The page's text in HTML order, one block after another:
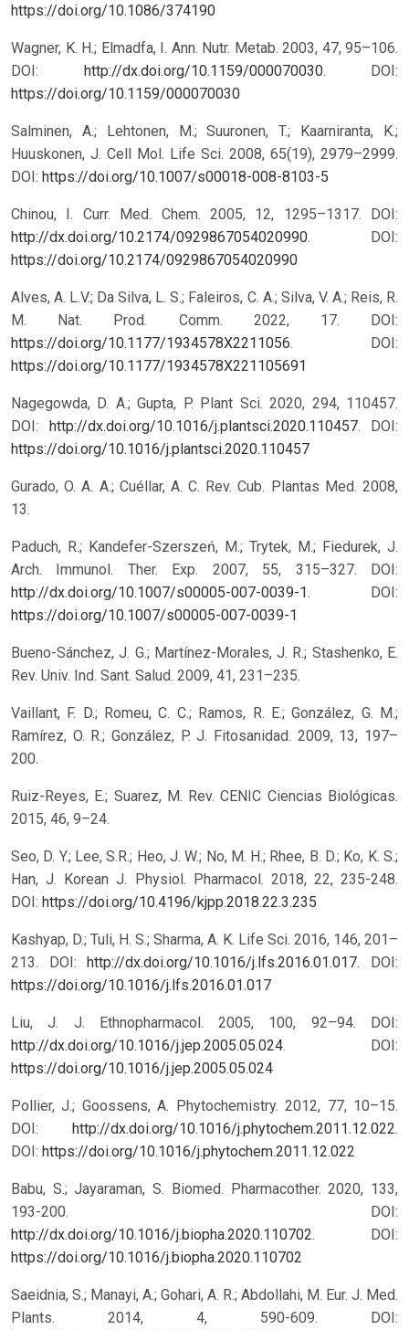
https://doi.org/10.1086/374190
Wagner, K. H.; Elmadfa, I. Ann. Nutr. Metab. 2003, 47, 95–106.
DOI: http://dx.doi.org/10.1159/000070030. DOI:
https://doi.org/10.1159/000070030
Salminen, A.; Lehtonen, M.; Suuronen, T.; Kaarniranta, K.;
Huuskonen, J. Cell Mol. Life Sci. 2008, 65(19), 2979–2999.
DOI: https://doi.org/10.1007/s00018-008-8103-5
Chinou, I. Curr. Med. Chem. 2005, 12, 1295–1317. DOI:
http://dx.doi.org/10.2174/0929867054020990. DOI:
https://doi.org/10.2174/0929867054020990
Alves, A. L.V.; Da Silva, L. S.; Faleiros, C. A.; Silva, V. A.; Reis, R.
M. Nat. Prod. Comm. 2022, 17. DOI:
https://doi.org/10.1177/1934578X2211056. DOI:
https://doi.org/10.1177/1934578X221105691
Nagegowda, D. A.; Gupta, P. Plant Sci. 2020, 294, 110457.
DOI: http://dx.doi.org/10.1016/j.plantsci.2020.110457. DOI:
https://doi.org/10.1016/j.plantsci.2020.110457
Gurado, O. A. A.; Cuéllar, A. C. Rev. Cub. Plantas Med. 2008,
13.
Paduch, R.; Kandefer-Szerszeń, M.; Trytek, M.; Fiedurek, J.
Arch. Immunol. Ther. Exp. 2007, 55, 315–327. DOI:
http://dx.doi.org/10.1007/s00005-007-0039-1. DOI:
https://doi.org/10.1007/s00005-007-0039-1
Bueno-Sánchez, J. G.; Martínez-Morales, J. R.; Stashenko, E.
Rev. Univ. Ind. Sant. Salud. 2009, 41, 231–235.
Vaillant, F. D.; Romeu, C. C.; Ramos, R. E.; González, G. M.;
Ramírez, O. R.; González, P. J. Fitosanidad. 2009, 13, 197–
200.
Ruiz-Reyes, E.; Suarez, M. Rev. CENIC Ciencias Biológicas.
2015, 46, 9–24.
Seo, D. Y.; Lee, S.R.; Heo, J. W.; No, M. H.; Rhee, B. D.; Ko, K. S.;
Han, J. Korean J. Physiol. Pharmacol. 2018, 22, 235-248.
DOI: https://doi.org/10.4196/kjpp.2018.22.3.235
Kashyap, D.; Tuli, H. S.; Sharma, A. K. Life Sci. 2016, 146, 201–
213. DOI:http://dx.doi.org/10.1016/j.lfs.2016.01.017. DOI:
https://doi.org/10.1016/j.lfs.2016.01.017
Liu, J. J. Ethnopharmacol. 2005, 100, 92–94. DOI:
http://dx.doi.org/10.1016/j.jep.2005.05.024. DOI:
https://doi.org/10.1016/j.jep.2005.05.024
Pollier, J.; Goossens, A. Phytochemistry. 2012, 77, 10–15.
DOI: http://dx.doi.org/10.1016/j.phytochem.2011.12.022.
DOI: https://doi.org/10.1016/j.phytochem.2011.12.022
Babu, S.; Jayaraman, S. Biomed. Pharmacother. 2020, 133,
193-200. DOI:
http://dx.doi.org/10.1016/j.biopha.2020.110702. DOI:
https://doi.org/10.1016/j.biopha.2020.110702
Saeidnia, S.; Manayi, A.; Gohari, A. R.; Abdollahi, M. Eur. J. Med.
Plants. 2014, 4, 590-609. DOI: